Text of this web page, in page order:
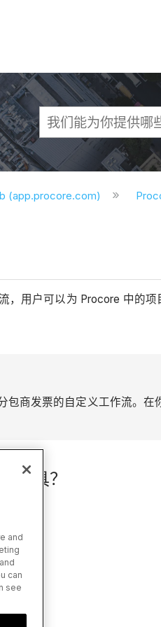
(app.procore.com)
用户可以为 Procore 中的项
商发票的自定义工作流。在
工具？
and
can
see